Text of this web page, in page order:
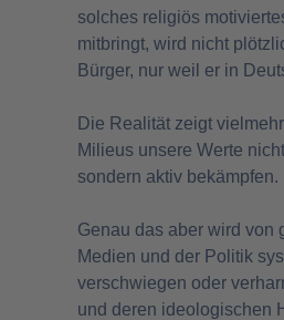
solches religiös
mitbringt, wird nicht
Bürger, nur weil er in
Die Realität zeigt
Milieus unsere Werte
sondern aktiv bekämpfen.
Genau das aber wird von
Medien und der Politik
verschwiegen oder
und deren ideologischen